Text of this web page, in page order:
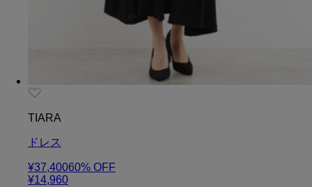
TIARA
ドレス
¥37,40060% OFF
¥14,960